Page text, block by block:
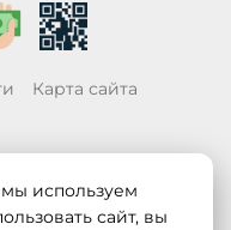
Карта сайта
используем
сайт, вы